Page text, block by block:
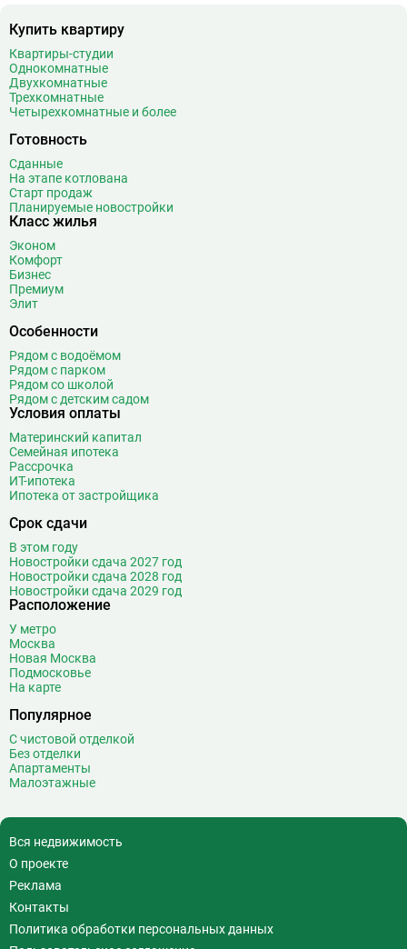
Купить квартиру
Квартиры-студии
Однокомнатные
Двухкомнатные
Трехкомнатные
Четырехкомнатные и более
Готовность
Сданные
На этапе котлована
Старт продаж
Планируемые новостройки
Класс жилья
Эконом
Комфорт
Бизнес
Премиум
Элит
Особенности
Рядом с водоёмом
Рядом с парком
Рядом со школой
Рядом с детским садом
Условия оплаты
Материнский капитал
Семейная ипотека
Рассрочка
ИТ-ипотека
Ипотека от застройщика
Срок сдачи
В этом году
Новостройки сдача 2027 год
Новостройки сдача 2028 год
Новостройки сдача 2029 год
Расположение
У метро
Москва
Новая Москва
Подмосковье
На карте
Популярное
С чистовой отделкой
Без отделки
Апартаменты
Малоэтажные
Вся недвижимость
О проекте
Реклама
Контакты
Политика обработки персональных данных